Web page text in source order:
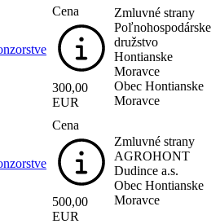
Cena
300,00
EUR
Zmluvné strany
Poľnohospodárske
družstvo
Hontianske
Moravce
Obec Hontianske
Moravce
Cena
500,00
EUR
Zmluvné strany
AGROHONT
Dudince a.s.
Obec Hontianske
Moravce